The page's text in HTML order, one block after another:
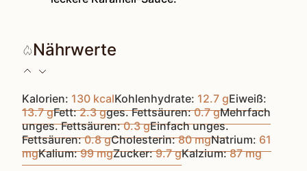
Nährwerte
Kalorien: 130 kcalKohlenhydrate: 12.7 gEiweiß:
13.7 gFett:2.3 gges. Fettsäuren:0.7 gMehrfach
unges. Fettsäuren:0.3 gEinfach unges.
Fettsäuren:0.8 gCholesterin:80 mgNatrium: 61
mgKalium:99 mgZucker:9.7 gKalzium:87 mg